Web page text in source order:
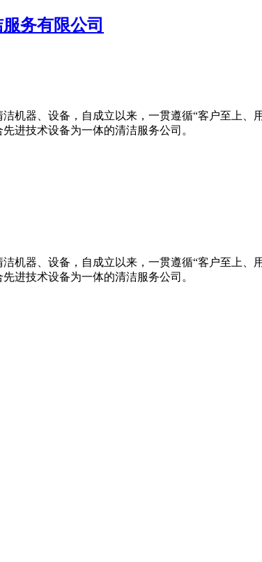
机器、设备，自成立以来，一贯遵循“客户至上
进技术设备为一体的清洁服务公司。
机器、设备，自成立以来，一贯遵循“客户至上
进技术设备为一体的清洁服务公司。